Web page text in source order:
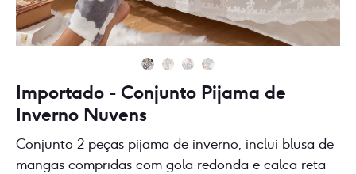
Importado - Conjunto Pijama de
Inverno Nuvens
Conjunto 2 peças pijama de inverno, inclui blusa de
mangas compridas com gola redonda e calca reta